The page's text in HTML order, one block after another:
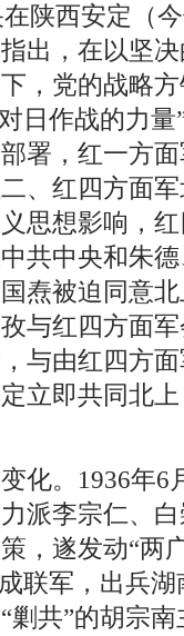
西安定（今
出，在以坚
，党的战略
日作战的力量
署，红一方
、红四方面
思想影响，
共中央和朱
焘被迫同意
与红四方面
与由红四方
立即共同北
。1936年6
派李宗仁、
，遂发动“两
联军，出兵
共”的胡宗